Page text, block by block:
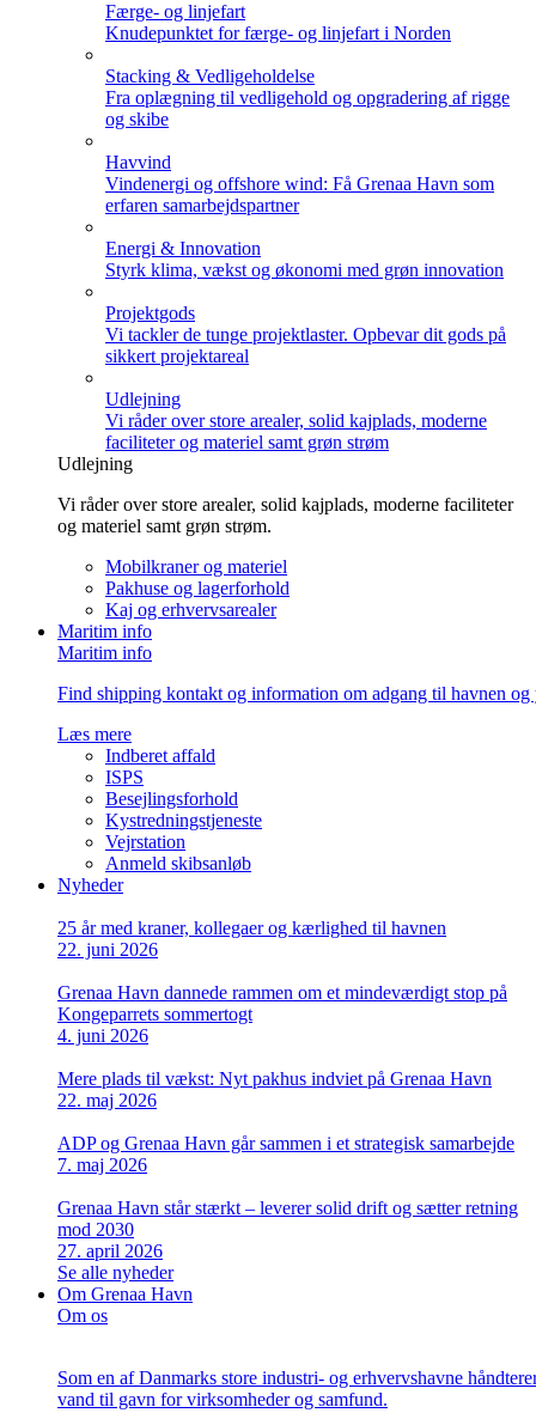
Færge- og linjefart
Knudepunktet for færge- og linjefart i Norden
Stacking & Vedligeholdelse
Fra oplægning til vedligehold og opgradering af rigge
og skibe
Havvind
Vindenergi og offshore wind: Få Grenaa Havn som
erfaren samarbejdspartner
Energi & Innovation
Styrk klima, vækst og økonomi med grøn innovation
Projektgods
Vi tackler de tunge projektlaster. Opbevar dit gods på
sikkert projektareal
Udlejning
Vi råder over store arealer, solid kajplads, moderne
faciliteter og materiel samt grøn strøm
Udlejning
Vi råder over store arealer, solid kajplads, moderne faciliteter
og materiel samt grøn strøm.
Mobilkraner og materiel
Pakhuse og lagerforhold
Kaj og erhvervsarealer
Maritim info
Maritim info
Find shipping kontakt og information om adgang til havnen og
Læs mere
Indberet affald
ISPS
Besejlingsforhold
Kystredningstjeneste
Vejrstation
Anmeld skibsanløb
Nyheder
25 år med kraner, kollegaer og kærlighed til havnen
22. juni 2026
Grenaa Havn dannede rammen om et mindeværdigt stop på
Kongeparrets sommertogt
4. juni 2026
Mere plads til vækst: Nyt pakhus indviet på Grenaa Havn
22. maj 2026
ADP og Grenaa Havn går sammen i et strategisk samarbejde
7. maj 2026
Grenaa Havn står stærkt – leverer solid drift og sætter retning
mod 2030
27. april 2026
Se alle nyheder
Om Grenaa Havn
Om os
Som en af Danmarks store industri- og erhvervshavne
vand til gavn for virksomheder og samfund.